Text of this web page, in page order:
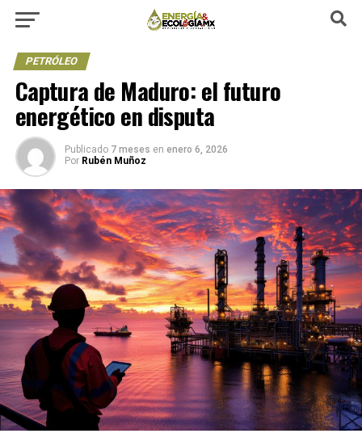
PETRÓLEO
Captura de Maduro: el futuro
energético en disputa
Publicado 7 meses en enero 6, 2026
Por Rubén Muñoz